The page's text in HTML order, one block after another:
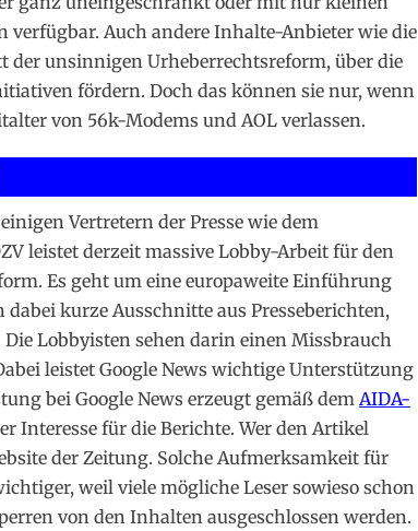
Auch andere Inhalte-Anbieter wie die
der unsinnigen Urheberrechtsreform, über die
fördern. Doch das können sie nur, wenn
von 56k-Modems und AOL verlassen.
Vertretern der Presse wie dem
leistet derzeit massive Lobby-Arbeit für den
Es geht um eine europaweite Einführung
kurze Ausschnitte aus Presseberichten,
Lobbyisten sehen darin einen Missbrauch
leistet Google News wichtige Unterstützung
bei Google News erzeugt gemäß dem AIDA-
Interesse für die Berichte. Wer den Artikel
der Zeitung. Solche Aufmerksamkeit für
weil viele mögliche Leser sowieso schon
von den Inhalten ausgeschlossen werden.